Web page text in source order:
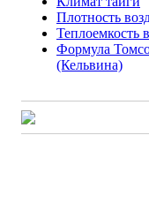
Плотность
Теплоемкость
Формула
(Кельвина)